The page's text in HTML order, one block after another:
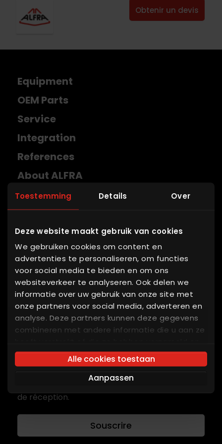
Toestemming Details Over
Deze website maakt gebruik van cookies
We gebruiken cookies om content en
advertenties te personaliseren, om functies
voor social media te bieden en om ons
websiteverkeer te analyseren. Ook delen we
informatie over uw gebruik van onze site met
onze partners voor social media, adverteren en
analyse. Deze partners kunnen deze gegevens
combineren met andere informatie die u aan ze
basis van uw gebruik van hun services. U gaat
akkoord met onze cookies als u onze website
Alle cookies toestaan
Aanpassen
Obtenir un devis
Equipment
OEM Parts
Service
Integration
References
About ALFRA
Become a partner
Get a quotation
FAQ
Partner login
Liens intéressants
Abonner à notre bulletin
Inscrivez-vous à notre liste de diffusion et
recevez les dernières nouveautés et
développements directement dans votre boîte
de réception.
Souscrire